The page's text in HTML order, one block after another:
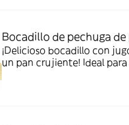
Bocadillo de pechuga
¡Delicioso bocadillo con
un pan crujiente! Ideal